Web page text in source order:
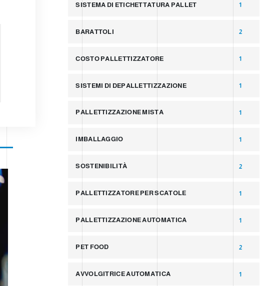
SISTEMA DI ETICHETTATURA PALLET 1
BARATTOLI 2
COSTO PALLETTIZZATORE 1
SISTEMI DI DEPALLETTIZZAZIONE 1
PALLETTIZZAZIONE MISTA 1
IMBALLAGGIO 1
SOSTENIBILITÀ 2
PALLETTIZZATORE PER SCATOLE 1
PALLETTIZZAZIONE AUTOMATICA 1
PET FOOD 2
AVVOLGITRICE AUTOMATICA 1